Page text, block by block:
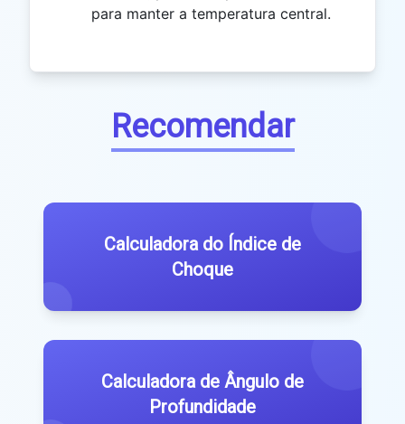
para manter a temperatura central.
Recomendar
Calculadora do Índice de
Choque
Calculadora de Ângulo de
Profundidade